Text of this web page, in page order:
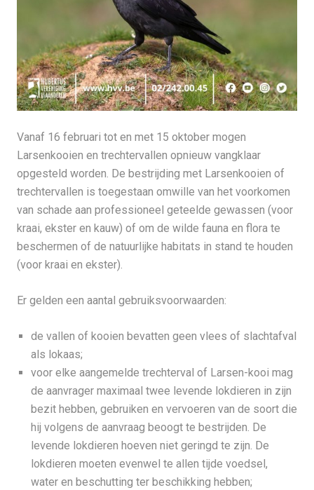
Vanaf 16 februari tot en met 15 oktober mogen
Larsenkooien en trechtervallen opnieuw vangklaar
opgesteld worden. De bestrijding met Larsenkooien of
trechtervallen is toegestaan omwille van het voorkomen
van schade aan professioneel geteelde gewassen (voor
kraai, ekster en kauw) of om de wilde fauna en flora te
beschermen of de natuurlijke habitats in stand te houden
(voor kraai en ekster).
Er gelden een aantal gebruiksvoorwaarden:
de vallen of kooien bevatten geen vlees of slachtafval
als lokaas;
voor elke aangemelde trechterval of Larsen-kooi mag
de aanvrager maximaal twee levende lokdieren in zijn
bezit hebben, gebruiken en vervoeren van de soort die
hij volgens de aanvraag beoogt te bestrijden. De
levende lokdieren hoeven niet geringd te zijn. De
lokdieren moeten evenwel te allen tijde voedsel,
water en beschutting ter beschikking hebben;